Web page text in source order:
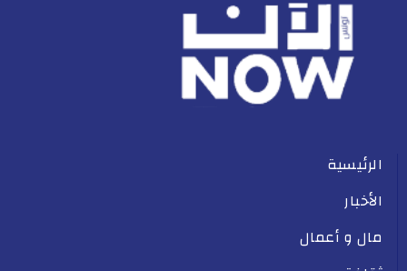
الرئيسية
الأخبار
مال و أعمال